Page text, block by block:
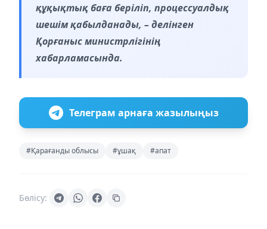
құқықтық баға беріліп, процессуалдық
шешім қабылданады, – делінген
Қорғаныс министрлігінің
хабарламасында.
Телеграм арнаға жазылыңыз
#Қарағанды облысы #ұшақ #апат
Бөлісу: